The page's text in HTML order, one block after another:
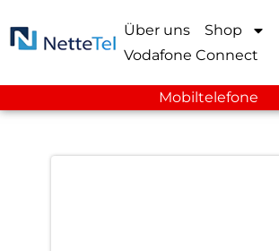
Über uns Shop
Vodafone Connect
Mobiltelefone